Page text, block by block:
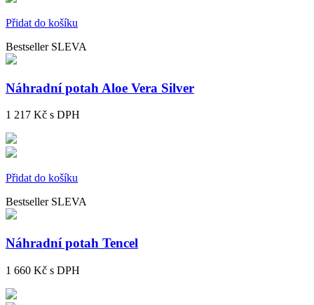
Přidat do košíku
Bestseller SLEVA
Náhradní potah Aloe Vera Silver
1 217 Kč s DPH
Přidat do košíku
Bestseller SLEVA
Náhradní potah Tencel
1 660 Kč s DPH